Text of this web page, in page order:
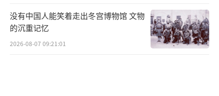
没有中国人能笑着走出冬宫博物馆 文物
的沉重记忆
2026-08-07 09:21:01